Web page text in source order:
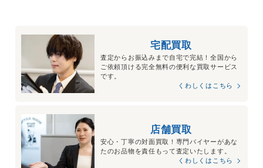
宅配買取
査定からお振込みまで自宅で完結！全国から
ご依頼頂ける完全無料の便利な買取サービス
です。
くわしくはこちら
店舗買取
安心・丁寧の対面買取！専門バイヤーがあな
たのお品物を責任もって査定いたします。
くわしくはこちら